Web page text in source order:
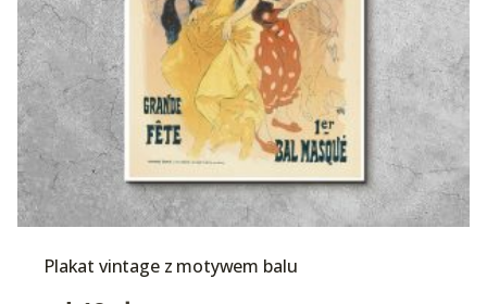
Plakat vintage z motywem balu